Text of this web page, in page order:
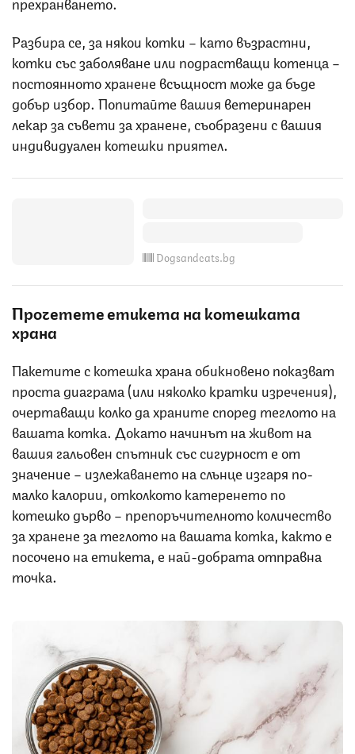
Разбира се, за някои котки – като възрастни,
котки със заболяване или подрастващи котенца –
постоянното хранене всъщност може да бъде
добър избор. Попитайте вашия ветеринарен
лекар за съвети за хранене, съобразени с вашия
индивидуален котешки приятел.
Dogsandcats.bg
Прочетете етикета на котешката
храна
Пакетите с котешка храна обикновено показват
проста диаграма (или няколко кратки изречения),
очертаващи колко да храните според теглото на
вашата котка. Докато начинът на живот на
вашия гальовен спътник със сигурност е от
значение – излежаването на слънце изгаря по-
малко калории, отколкото катеренето по
котешко дърво – препоръчителното количество
за хранене за теглото на вашата котка, както е
посочено на етикета, е най-добрата отправна
точка.